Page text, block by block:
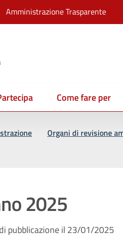
Amministrazione Trasparente
Come fare per
Organi di revisione
2025
pubblicazione il 23/01/2025